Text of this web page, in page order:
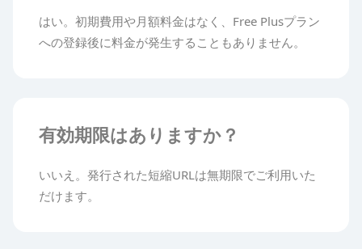
はい。初期費用や月額料金はなく、Free Plusプラン
への登録後に料金が発生することもありません。
有効期限はありますか？
いいえ。発行された短縮URLは無期限でご利用いた
だけます。